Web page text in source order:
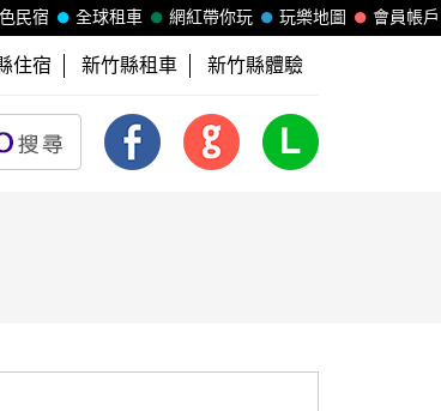
會員帳戶
玩樂地圖
網紅帶你玩
全球租車
民宿
住宿 新竹縣租車 新竹縣體驗